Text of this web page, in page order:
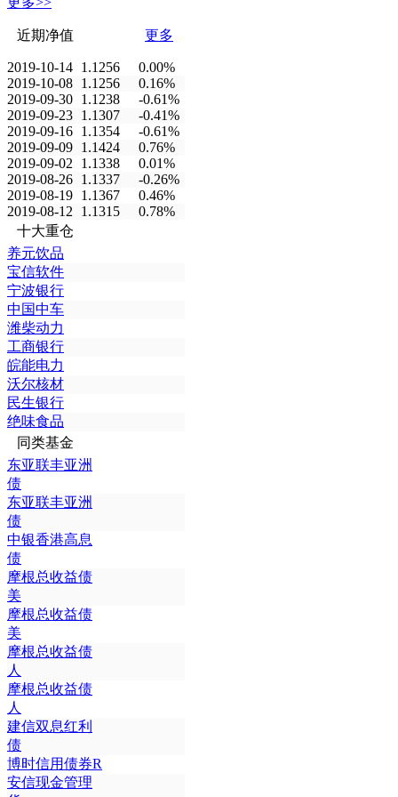
近期净值 更多
2019-10-14 1.1256
0.00%
2019-10-08 1.1256
0.16%
2019-09-30 1.1238
-0.61%
2019-09-23 1.1307
-0.41%
2019-09-16 1.1354
-0.61%
2019-09-09 1.1424
0.76%
2019-09-02
1.1338
0.01%
2019-08-26 1.1337
-0.26%
2019-08-19 1.1367
0.46%
2019-08-12
1.1315
0.78%
十大重仓
养元饮品
宝信软件
宁波银行
中国中车
潍柴动力
工商银行
皖能电力
沃尔核材
民生银行
绝味食品
同类基金
东亚联丰亚洲
债
东亚联丰亚洲
债
中银香港高息
债
摩根总收益债
美
摩根总收益债
美
摩根总收益债
人
摩根总收益债
人
建信双息红利
债
博时信用债券R
安信现金管理